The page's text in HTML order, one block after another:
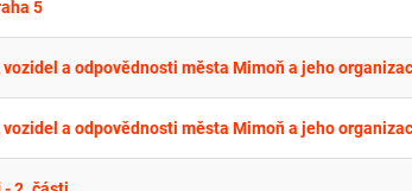
5
a odpovědnosti města Mimoň a jeho
a odpovědnosti města Mimoň a jeho